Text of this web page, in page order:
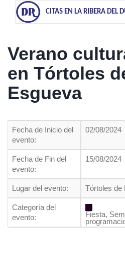
CITAS EN LA RIBERA DEL
Verano
en Tórtoles
Esgueva
Fecha de Inicio del
evento:
02/08/2024
Fecha de Fin del
evento:
15/08/2024
Lugar del evento: Tórtoles de
Categoría del
evento:
Fiesta,